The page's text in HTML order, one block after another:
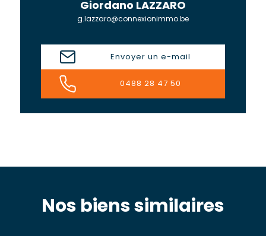
Giordano LAZZARO
g.lazzaro@connexionimmo.be
Envoyer un e-mail
0488 28 47 50
Nos biens similaires